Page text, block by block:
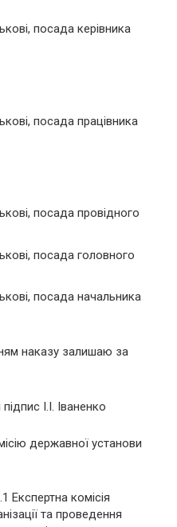
посада керівника
посада працівника
посада провідного
посада головного
посада начальника
наказу залишаю за
І.І. Іваненко
державної установи
Експертна комісія
та проведення